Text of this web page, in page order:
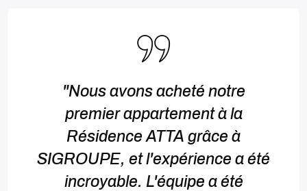
"Nous avons acheté notre
premier appartement à la
Résidence ATTA grâce à
SIGROUPE, et l'expérience a été
incroyable. L'équipe a été